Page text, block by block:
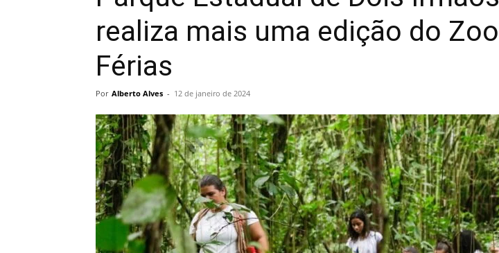
Alberto
Alves
realiza mais uma edição do Zoo
Férias
Por Alberto Alves - 12 de janeiro de 2024